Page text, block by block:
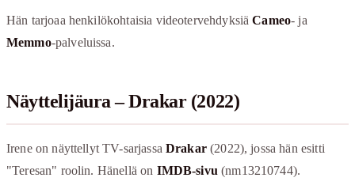
Hän tarjoaa henkilökohtaisia videotervehdyksiäCameo- ja
Memmo-palveluissa.
Näyttelijäura – Drakar (2022)
Irene on näyttellyt TV-sarjassa Drakar(2022), jossa hän esitti
"Teresan" roolin. Hänellä on IMDB-sivu (nm13210744).